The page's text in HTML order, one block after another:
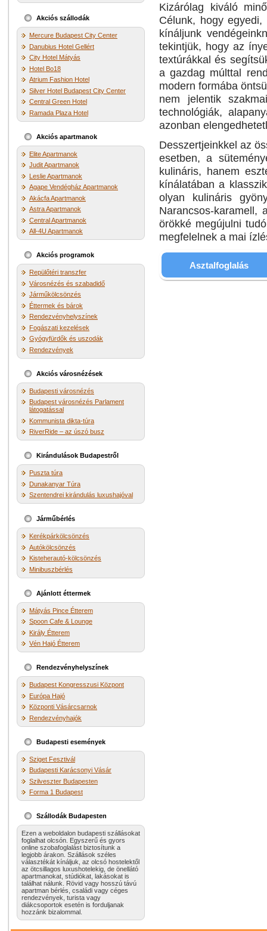
Akciós szállodák
Mercure Budapest City Center
Danubius Hotel Gellért
City Hotel Mátyás
Hotel Bo18
Atrium Fashion Hotel
Silver Hotel Budapest City Center
Central Green Hotel
Ramada Plaza Hotel
Akciós apartmanok
Elite Apartmanok
Judit Apartmanok
Leslie Apartmanok
Agape Vendégház Apartmanok
Akácfa Apartmanok
Astra Apartmanok
Central Apartmanok
All-4U Apartmanok
Akciós programok
Repülőtéri transzfer
Városnézés és szabadidő
Járműkölcsönzés
Éttermek és bárok
Rendezvényhelyszínek
Fogászati kezelések
Gyógyfürdők és uszodák
Rendezvények
Akciós városnézések
Budapesti városnézés
Budapest városnézés Parlament
látogatással
Kommunista dikta-túra
RiverRide – az úszó busz
Kirándulások Budapestről
Puszta túra
Dunakanyar Túra
Szentendrei kirándulás luxushajóval
Járműbérlés
Kerékpárkölcsönzés
Autókölcsönzés
Kisteherautó-kölcsönzés
Minibuszbérlés
Ajánlott éttermek
Mátyás Pince Étterem
Spoon Cafe & Lounge
Király Étterem
Vén Hajó Étterem
Rendezvényhelyszínek
Budapest Kongresszusi Központ
Európa Hajó
Központi Vásárcsarnok
Rendezvényhajók
Budapesti események
Sziget Fesztivál
Budapesti Karácsonyi Vásár
Szilveszter Budapesten
Forma 1 Budapest
Szállodák Budapesten
Ezen a weboldalon budapesti szállásokat
foglalhat olcsón. Egyszerű és gyors
online szobafoglalást biztosítunk a
legjobb árakon. Szállások széles
választékát kínáljuk, az olcsó hostelektől
az ötcsillagos luxushotelekig, de önellátó
apartmanokat, stúdiókat, lakásokat is
találhat nálunk. Rövid vagy hosszú távú
apartman bérlés, családi vagy céges
rendezvények, turista vagy
diákcsoportok esetén is forduljanak
hozzánk bizalommal.
Kizárólag kiváló
Célunk, hogy
kínáljunk
tekintjük, hogy az
textúrákkal és
a gazdag múlttal
modern formába
nem jelentik
technológiák,
azonban
Desszertjeinkkel az
esetben, a
kulináris, hanem
kínálatában a
olyan kulináris
Narancsos-karamell,
örökké megújulni
megfelelnek a mai
Asztalfoglalás